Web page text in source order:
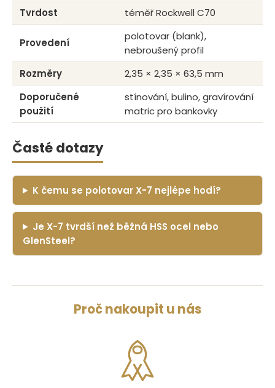
Tvrdost
téměř Rockwell C70
Provedení
polotovar (blank),
nebroušený profil
Rozměry
2,35 × 2,35 × 63,5 mm
Doporučené
použití
stínování, bulino, gravírování
matric pro bankovky
Časté dotazy
K čemu se polotovar X-7 nejlépe hodí?
Je X-7 tvrdší než běžná HSS ocel nebo
GlenSteel?
Proč nakoupit u nás